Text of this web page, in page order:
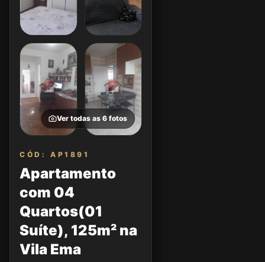
Ver todas as 6 fotos
CÓD: AP1891
Apartamento
com 04
Quartos(01
Suíte), 125m² na
Vila Ema